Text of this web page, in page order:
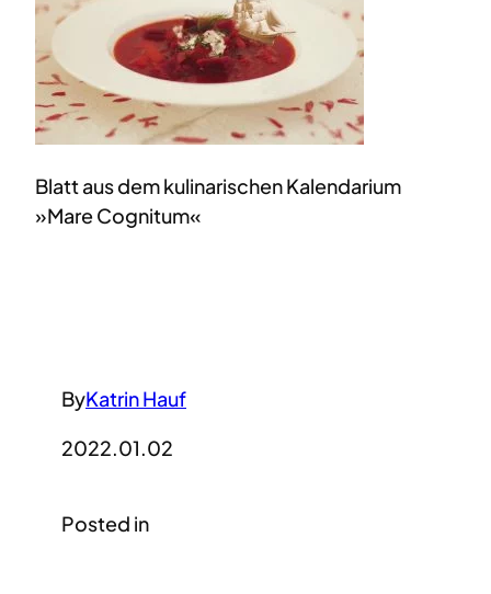
Blatt aus dem kulinarischen Kalendarium
»Mare Cognitum«
ByKatrin Hauf
2022.01.02
Posted in